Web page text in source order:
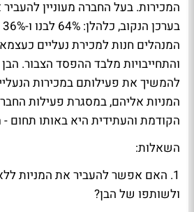
המכירות. בעל החברה מעוניין
המנהלים חנות למכירת נעליים
והתחייבויות מלבד ההפסד הצבור. הבן
להמשיך את פעילותם במכירות
המניות אליהם, במסגרת פעילות
הקודמת והעתידית היא באותו תחום -
השאלות:
1. האם אפשר להעביר את המניות
ולשותפו של הבן?